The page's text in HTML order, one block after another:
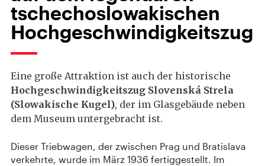
tschechoslowakischen
Hochgeschwindigkeitszug
Eine große Attraktion ist auch der historische
Hochgeschwindigkeitszug Slovenská Strela
(Slowakische Kugel), der im Glasgebäude neben
dem Museum untergebracht ist.
Dieser Triebwagen, der zwischen Prag und Bratislava
verkehrte, wurde im März 1936 fertiggestellt. Im